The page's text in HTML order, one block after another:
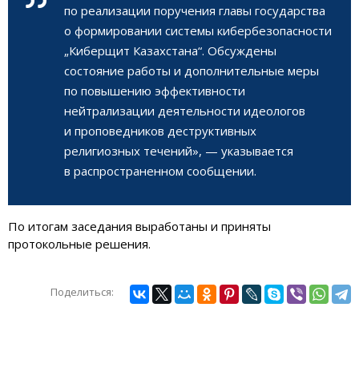
по реализации поручения главы государства
о формировании системы кибербезопасности
„Киберщит Казахстана“. Обсуждены
состояние работы и дополнительные меры
по повышению эффективности
нейтрализации деятельности идеологов
и проповедников деструктивных
религиозных течений», — указывается
в распространенном сообщении.
По итогам заседания выработаны и приняты
протокольные решения.
Поделиться: